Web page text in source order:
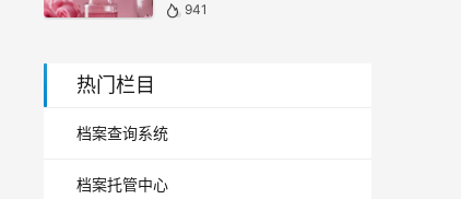
941
热门栏目
档案查询系统
档案托管中心